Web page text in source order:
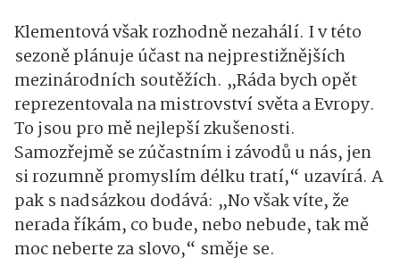
Klementová však rozhodně nezahálí. I v této
sezoně plánuje účast na nejprestižnějších
mezinárodních soutěžích. „Ráda bych opět
reprezentovala na mistrovství světa a Evropy.
To jsou pro mě nejlepší zkušenosti.
Samozřejmě se zúčastním i závodů u nás, jen
si rozumně promyslím délku tratí,“ uzavírá. A
pak s nadsázkou dodává: „No však víte, že
nerada říkám, co bude, nebo nebude, tak mě
moc neberte za slovo,“ směje se.